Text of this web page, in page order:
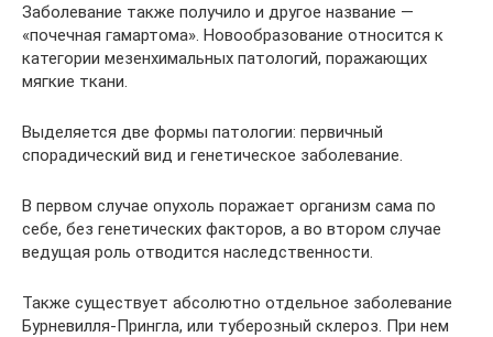
Заболевание также получило и другое название —
«почечная гамартома». Новообразование относится к
категории мезенхимальных патологий, поражающих
мягкие ткани.
Выделяется две формы патологии: первичный
спорадический вид и генетическое заболевание.
В первом случае опухоль поражает организм сама по
себе, без генетических факторов, а во втором случае
ведущая роль отводится наследственности.
Также существует абсолютно отдельное заболевание
Бурневилля-Прингла, или туберозный склероз. При нем